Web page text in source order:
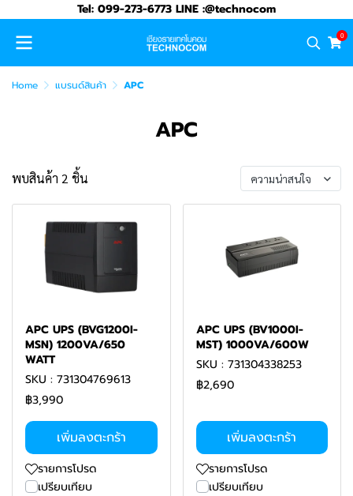
Tel: 099-273-6773 LINE :@technocom
0
Home แบรนด์สินค้า APC
APC
พบสินค้า 2 ชิ้น ความน่าสนใจ
APC UPS (BVG1200I-
MSN) 1200VA/650
WATT
SKU : 731304769613
฿3,990
เพิ่มลงตะกร้า
รายการโปรด
เปรียบเทียบ
APC UPS (BV1000I-
MST) 1000VA/600W
SKU : 731304338253
฿2,690
เพิ่มลงตะกร้า
รายการโปรด
เปรียบเทียบ